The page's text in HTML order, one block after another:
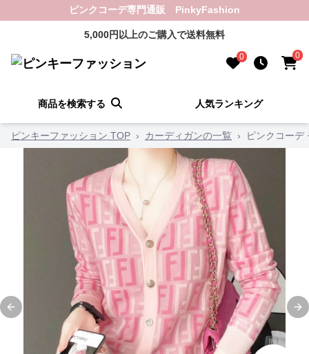
ピンクコーデ専門通販 PinkyFashion
5,000円以上のご購入で送料無料
0 0
商品を検索する 人気ランキング
ピンキーファッション TOP › カーディガンの一覧 › ピンクコーデ
Previous slide